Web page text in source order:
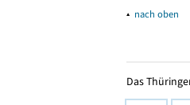
▴ nach oben
Das